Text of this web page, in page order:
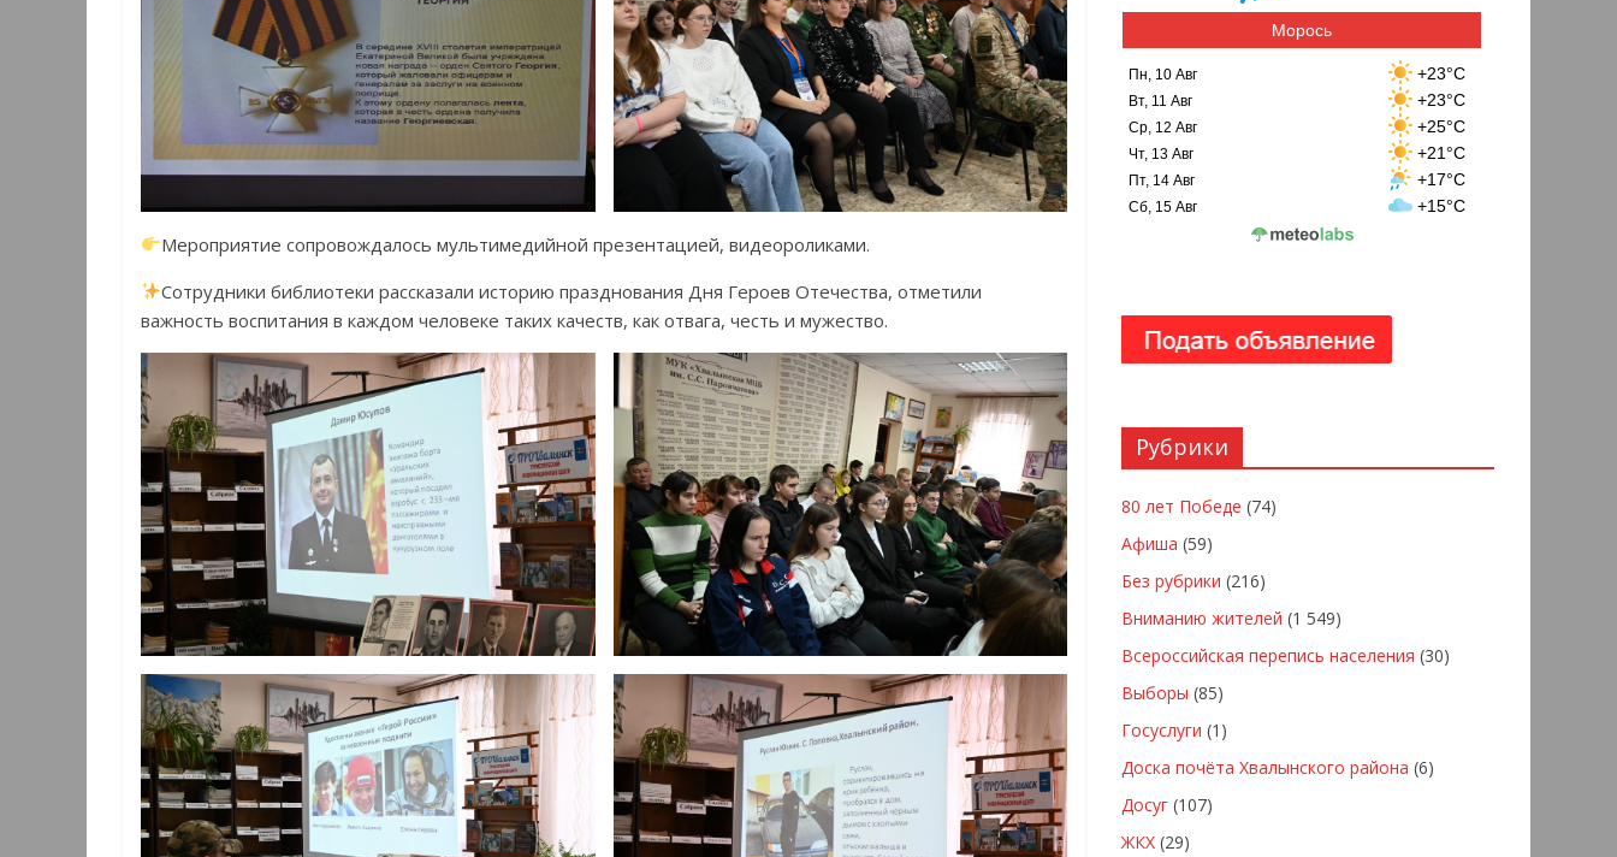
Мероприятие сопровождалось мультимедийной презентацией, видеороликами.
Сотрудники библиотеки рассказали историю празднования Дня Героев Отечества, отметили
важность воспитания в каждом человеке таких качеств, как отвага, честь и мужество.
Морось
Пн, 10 Авг +23°C
Вт, 11 Авг +23°C
Ср, 12 Авг +25°C
Чт, 13 Авг +21°C
Пт, 14 Авг +17°C
Сб, 15 Авг +15°C
Рубрики
80 лет Победе (74)
Афиша (59)
Без рубрики (216)
Вниманию жителей (1 549)
Всероссийская перепись населения (30)
Выборы (85)
Госуслуги (1)
Доска почёта Хвалынского района (6)
Досуг (107)
ЖКХ (29)